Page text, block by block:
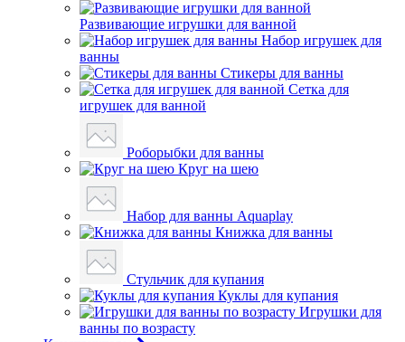
Развивающие игрушки для ванной
Набор игрушек для
ванны
Стикеры для ванны
Сетка для
игрушек для ванной
Роборыбки для ванны
Круг на шею
Набор для ванны Aquaplay
Книжка для ванны
Стульчик для купания
Куклы для купания
Игрушки для
ванны по возрасту